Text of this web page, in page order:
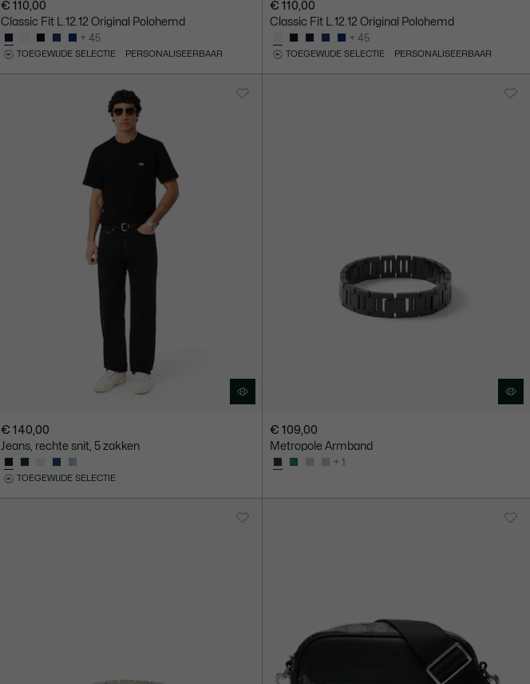
€ 110,00
Classic Fit L.12.12 Original Polohemd
+ 45
TOEGEWIJDE SELECTIE PERSONALISEERBAAR
€ 110,00
Classic Fit L.12.12 Original Polohemd
+ 45
TOEGEWIJDE SELECTIE PERSONALISEERBAAR
€ 140,00
Jeans, rechte snit, 5 zakken
TOEGEWIJDE SELECTIE
€ 109,00
Metropole Armband
+ 1